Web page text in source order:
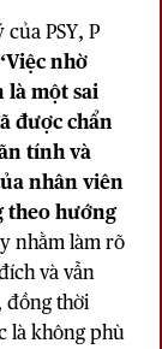
PSY, P
nhờ
là một sai
được chẩn
tính và
nhân viên
theo hướng
nhằm làm rõ
và vẫn
đồng thời
là không phù